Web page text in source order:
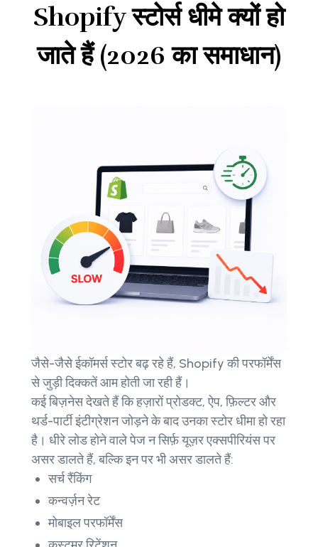
Shopify स्टोर्स धीमे क्यों हो
जाते हैं (2026 का समाधान)
जैसे-जैसे ईकॉमर्स स्टोर बढ़ रहे हैं, Shopify की परफॉर्मेंस
से जुड़ी दिक्कतें आम होती जा रही हैं।
कई बिज़नेस देखते हैं कि हज़ारों प्रोडक्ट, ऐप, फ़िल्टर और
थर्ड-पार्टी इंटीग्रेशन जोड़ने के बाद उनका स्टोर धीमा हो रहा
है। धीरे लोड होने वाले पेज न सिर्फ़ यूज़र एक्सपीरियंस पर
असर डालते हैं, बल्कि इन पर भी असर डालते हैं:
सर्च रैंकिंग
कन्वर्ज़न रेट
मोबाइल परफॉर्मेंस